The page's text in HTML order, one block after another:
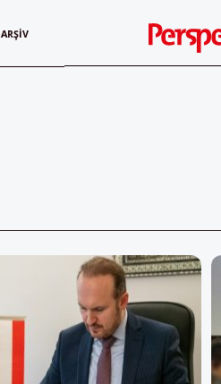
ARŞIV